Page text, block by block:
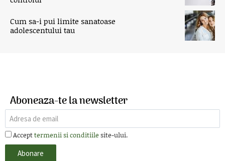
Cum sa-i pui limite sanatoase
adolescentului tau
Aboneaza-te la newsletter
Accepttermenii si conditiile site-ului.